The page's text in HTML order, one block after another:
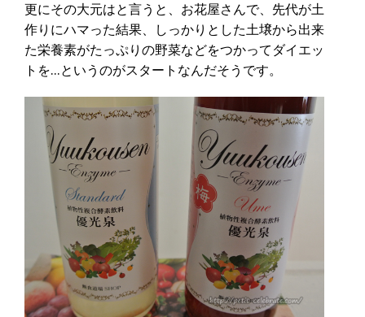
更にその大元はと言うと、お花屋さんで、先代が土
作りにハマった結果、しっかりとした土壌から出来
た栄養素がたっぷりの野菜などをつかってダイエッ
トを…というのがスタートなんだそうです。